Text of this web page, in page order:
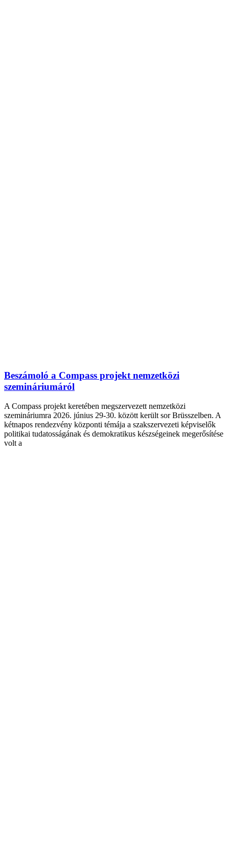
Beszámoló a Compass projekt nemzetközi
szemináriumáról
A Compass projekt keretében megszervezett nemzetközi
szemináriumra 2026. június 29-30. között került sor Brüsszelben. A
kétnapos rendezvény központi témája a szakszervezeti képviselők
politikai tudatosságának és demokratikus készségeinek megerősítése
volt a